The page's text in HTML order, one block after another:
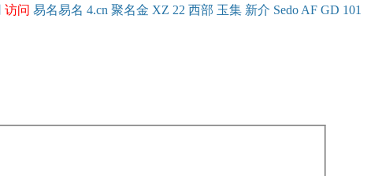
访问 易名易名 4.cn 聚名金 XZ 22 西部 玉集 新介 Sedo AF GD 101